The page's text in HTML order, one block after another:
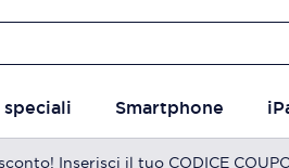
Smartphone
Inserisci il tuo CODICE